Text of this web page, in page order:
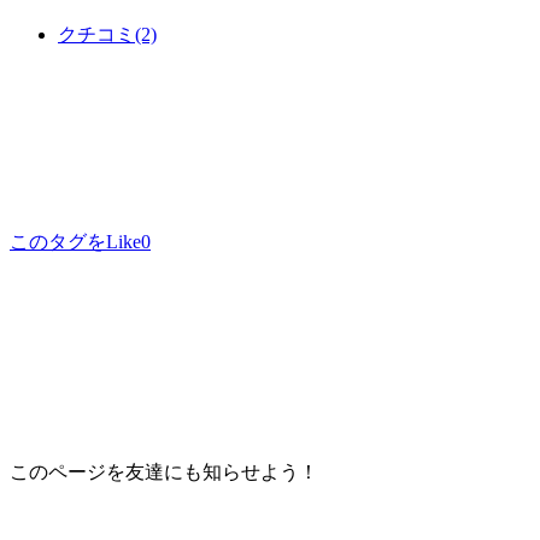
クチコミ (2)
このタグをLike0
このページを友達にも知らせよう！